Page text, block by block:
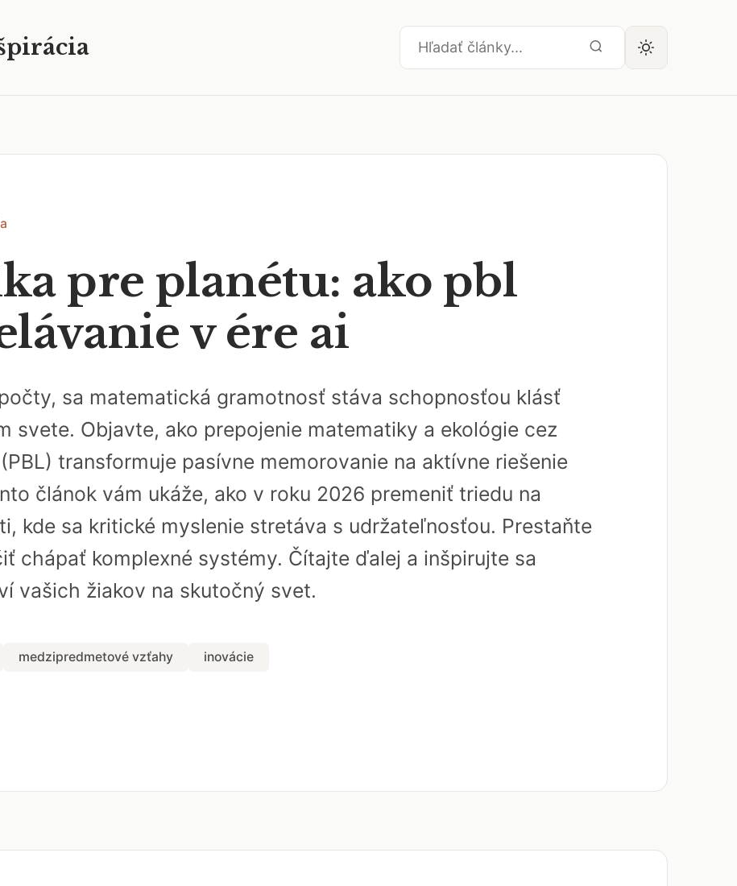
pre planétu: ako pbl
v ére ai
sa matematická gramotnosť stáva schopnosťou klásť
svete. Objavte, ako prepojenie matematiky a ekológie cez
transformuje pasívne memorovanie na aktívne riešenie
článok vám ukáže, ako v roku 2026 premeniť triedu na
kde sa kritické myslenie stretáva s udržateľnosťou. Prestaňte
chápať komplexné systémy. Čítajte ďalej a inšpirujte sa
vašich žiakov na skutočný svet.
medzipredmetové vzťahy inovácie